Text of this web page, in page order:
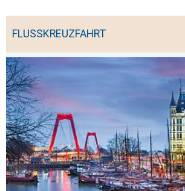
FLUSSKREUZFAHRT